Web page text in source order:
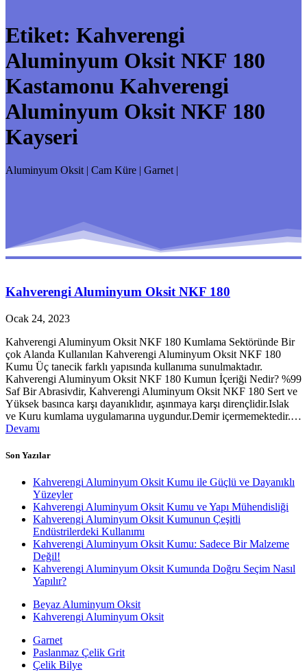
Etiket: Kahverengi
Aluminyum Oksit NKF 180
Kastamonu Kahverengi
Aluminyum Oksit NKF 180
Kayseri
Aluminyum Oksit | Cam Küre | Garnet |
Kahverengi Aluminyum Oksit NKF 180
Ocak 24, 2023
Kahverengi Aluminyum Oksit NKF 180 Kumlama Sektöründe Bir
çok Alanda Kullanılan Kahverengi Aluminyum Oksit NKF 180
Kumu Üç tanecik farklı yapısında kullanıma sunulmaktadır.
Kahverengi Aluminyum Oksit NKF 180 Kumun İçeriği Nedir? %99
Saf Bir Abrasivdir, Kahverengi Aluminyum Oksit NKF 180 Sert ve
Yüksek basınca karşı dayanıklıdır, aşınmaya karşı dirençlidir.Islak
ve Kuru kumlama uygulamarına uygundur.Demir içermemektedir.…
Devamı
Son Yazılar
Kahverengi Aluminyum Oksit Kumu ile Güçlü ve Dayanıklı
Yüzeyler
Kahverengi Aluminyum Oksit Kumu ve Yapı Mühendisliği
Kahverengi Aluminyum Oksit Kumunun Çeşitli
Endüstrilerdeki Kullanımı
Kahverengi Aluminyum Oksit Kumu: Sadece Bir Malzeme
Değil!
Kahverengi Aluminyum Oksit Kumunda Doğru Seçim Nasıl
Yapılır?
Beyaz Aluminyum Oksit
Kahverengi Aluminyum Oksit
Garnet
Paslanmaz Çelik Grit
Çelik Bilye